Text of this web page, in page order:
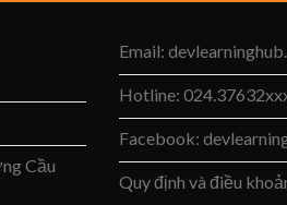
Cầu
Email:
Hotline:
Facebook:
Quy định và điều